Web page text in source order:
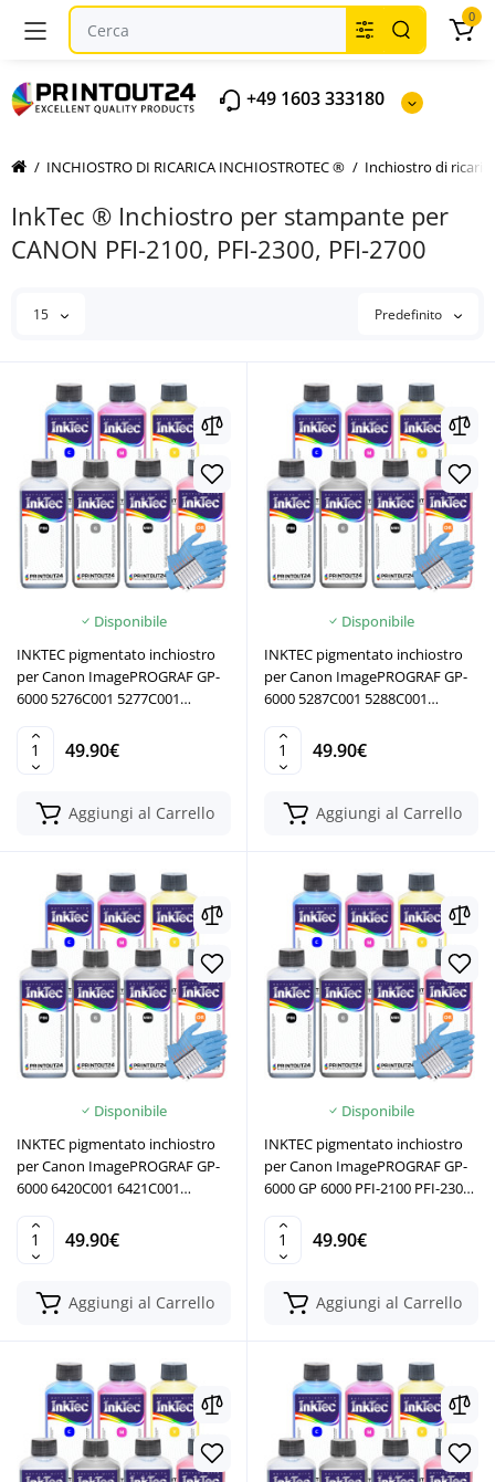
+49 1603 333180
0
INCHIOSTRO DI RICARICA INCHIOSTROTEC ® Inchiostro di
InkTec ® Inchiostro per stampante per
CANON PFI-2100, PFI-2300, PFI-2700
15 Predefinito
Disponibile
INKTEC pigmentato inchiostro
per Canon ImagePROGRAF GP-
6000 5276C001 5277C001
5281C001 5283C001
49.90€
Aggiungi al Carrello
Disponibile
INKTEC pigmentato inchiostro
per Canon ImagePROGRAF GP-
6000 5287C001 5288C001
5292C001 5293C001
49.90€
Aggiungi al Carrello
Disponibile
INKTEC pigmentato inchiostro
per Canon ImagePROGRAF GP-
6000 6420C001 6421C001
6426C001 5272C001
49.90€
Aggiungi al Carrello
Disponibile
INKTEC pigmentato inchiostro
per Canon ImagePROGRAF GP-
6000 GP 6000 PFI-2100 PFI-2300
49.90€
Aggiungi al Carrello